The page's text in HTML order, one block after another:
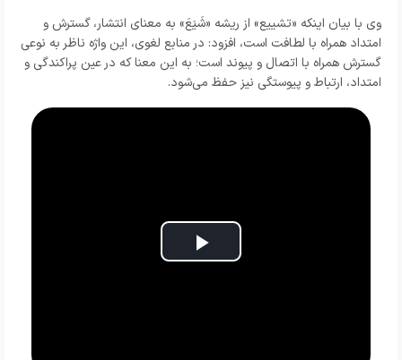
وی با بیان اینکه «تشییع» از ریشه «شَیَعَ» به معنای انتشار، گسترش و
امتداد همراه با لطافت است، افزود: در منابع لغوی، این واژه ناظر به نوعی
گسترش همراه با اتصال و پیوند است؛ به این معنا که در عین پراکندگی و
امتداد، ارتباط و پیوستگی نیز حفظ می‌شود.
Play